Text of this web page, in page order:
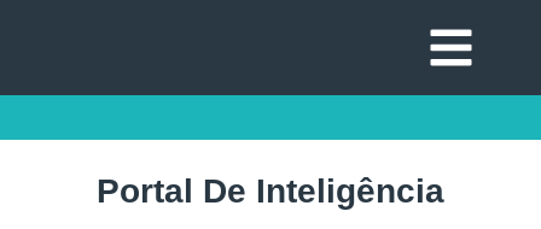
Portal De Inteligência